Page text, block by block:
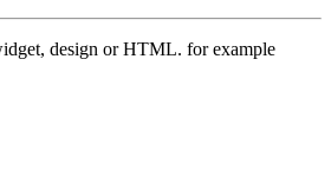
design or HTML. for example